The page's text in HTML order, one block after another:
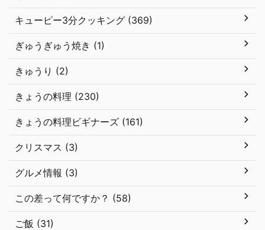
キューピー3分クッキング (369)
ぎゅうぎゅう焼き (1)
きゅうり (2)
きょうの料理 (230)
きょうの料理ビギナーズ (161)
クリスマス (3)
グルメ情報 (3)
この差って何ですか？ (58)
ご飯 (31)